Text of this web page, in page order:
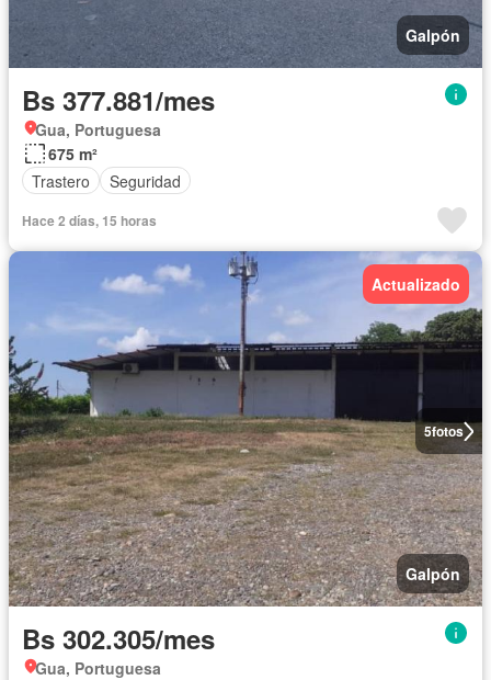
Galpón
Bs 377.881/mes
Gua, Portuguesa
675 m²
Trastero
Seguridad
Hace 2 días, 15 horas
5fotos
Actualizado
Galpón
Bs 302.305/mes
Gua, Portuguesa